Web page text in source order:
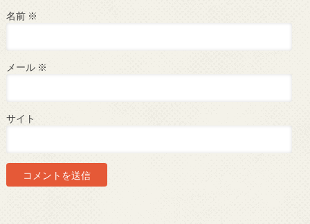
名前 ※
メール ※
サイト